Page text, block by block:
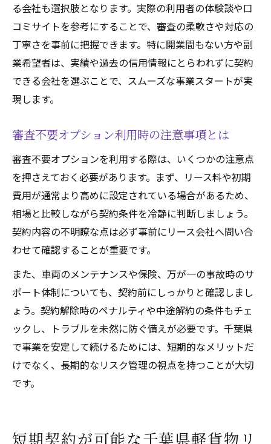
る会社も選択肢となります。実際の利用者の体験談や口
コミサイトを参考にすることで、審査の柔軟さや対応の
丁寧さを事前に把握できます。特に開業間もない方や副
業希望者は、実績や過去の信用情報にとらわれずに契約
できる会社を選ぶことで、スムーズな事業スタートが実
現します。
審査不要オプション利用時の注意事項とは
審査不要オプションを利用する際は、いくつかの注意点
を押さえておく必要があります。まず、リース料や初期
費用が通常より高めに設定されている場合があるため、
相場と比較しながら契約条件を冷静に判断しましょう。
契約内容の不明瞭な点は必ず事前にリース会社へ問い合
わせて確認することが重要です。
また、車両のメンテナンスや保険、万が一の事故時のサ
ポート体制についても、契約前にしっかりと確認しまし
ょう。契約解除時のペナルティや中途解約の条件もチェ
ックし、トラブルを未然に防ぐ備えが必要です。千葉県
で事業を安定して続けるためには、短期的なメリットだ
けでなく、長期的なリスク管理の視点を持つことが大切
です。
短期契約が可能な千葉県軽貨物リ